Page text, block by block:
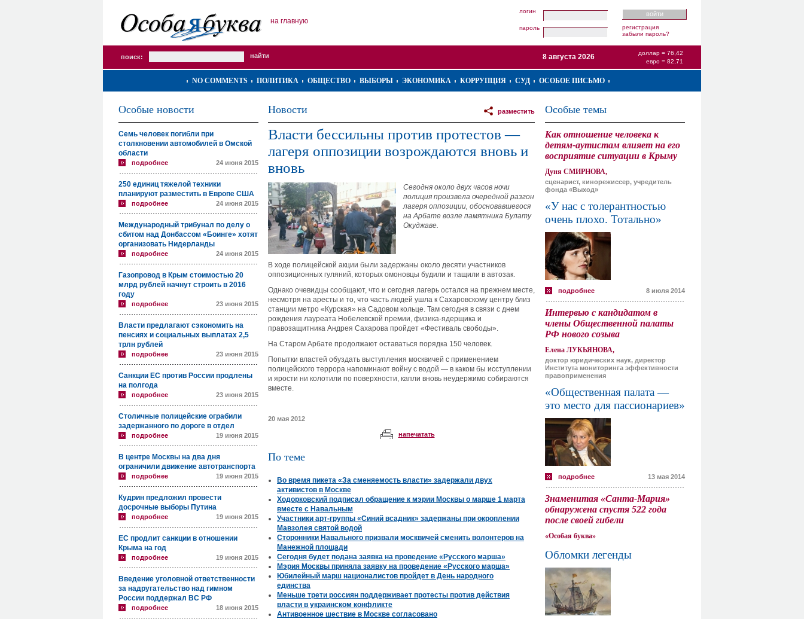
на главную
логин
пароль
регистрация
забыли пароль?
поиск:
доллар = 76,42
евро = 82,71
8 августа 2026
NO COMMENTS ПОЛИТИКА ОБЩЕСТВО ВЫБОРЫ ЭКОНОМИКА КОРРУПЦИЯ СУД ОСОБОЕ ПИСЬМО
Особые новости
Семь человек погибли при
столкновении автомобилей в Омской
области
подробнее 24 июня 2015
250 единиц тяжелой техники
планируют разместить в Европе США
подробнее 24 июня 2015
Международный трибунал по делу о
сбитом над Донбассом «Боинге» хотят
организовать Нидерланды
подробнее 24 июня 2015
Газопровод в Крым стоимостью 20
млрд рублей начнут строить в 2016
году
подробнее 23 июня 2015
Власти предлагают сэкономить на
пенсиях и социальных выплатах 2,5
трлн рублей
подробнее 23 июня 2015
Санкции ЕС против России продлены
на полгода
подробнее 23 июня 2015
Столичные полицейские ограбили
задержанного по дороге в отдел
подробнее 19 июня 2015
В центре Москвы на два дня
ограничили движение автотранспорта
подробнее 19 июня 2015
Кудрин предложил провести
досрочные выборы Путина
подробнее 19 июня 2015
ЕС продлит санкции в отношении
Крыма на год
подробнее 19 июня 2015
Введение уголовной ответственности
за надругательство над гимном
России поддержал ВС РФ
подробнее 18 июня 2015
Новости разместить
Власти бессильны против протестов —
лагеря оппозиции возрождаются вновь и
вновь
Сегодня около двух часов ночи
полиция произвела очередной разгон
лагеря оппозиции, обосновавшегося
на Арбате возле памятника Булату
Окуджаве.
В ходе полицейской акции были задержаны около десяти участников
оппозиционных гуляний, которых омоновцы будили и тащили в автозак.
Однако очевидцы сообщают, что и сегодня лагерь остался на прежнем месте,
несмотря на аресты и то, что часть людей ушла к Сахаровскому центру близ
станции метро «Курская» на Садовом кольце. Там сегодня в связи с днем
рождения лауреата Нобелевской премии, физика-ядерщика и
правозащитника Андрея Сахарова пройдет «Фестиваль свободы».
На Старом Арбате продолжают оставаться порядка 150 человек.
Попытки властей обуздать выступления москвичей с применением
полицейского террора напоминают войну с водой — в каком бы исступлении
и ярости ни колотили по поверхности, капли вновь неудержимо собираются
вместе.
20 мая 2012
напечатать
По теме
Во время пикета «За сменяемость власти» задержали двух
активистов в Москве
Ходорковский подписал обращение к мэрии Москвы о марше 1 марта
вместе с Навальным
Участники арт-группы «Синий всадник» задержаны при окроплении
Мавзолея святой водой
Сторонники Навального призвали москвичей сменить волонтеров на
Манежной площади
Сегодня будет подана заявка на проведение «Русского марша»
Мэрия Москвы приняла заявку на проведение «Русского марша»
Юбилейный марш националистов пройдет в День народного
единства
Меньше трети россиян поддерживает протесты против действия
власти в украинском конфликте
Антивоенное шествие в Москве согласовано
Особые темы
Как отношение человека к
детям-аутистам влияет на его
восприятие ситуации в Крыму
Дуня СМИРНОВА,
сценарист, кинорежиссер, учредитель
фонда «Выход»
«У нас с толерантностью
очень плохо. Тотально»
подробнее 8 июля 2014
Интервью с кандидатом в
члены Общественной палаты
РФ нового созыва
Елена ЛУКЬЯНОВА,
доктор юридических наук, директор
Института мониторинга эффективности
правоприменения
«Общественная палата —
это место для пассионариев»
подробнее 13 мая 2014
Знаменитая «Санта-Мария»
обнаружена спустя 522 года
после своей гибели
«Особая буква»
Обломки легенды